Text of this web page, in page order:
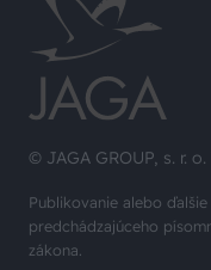
© JAGA GROUP, s. r.
Publikovanie alebo
predchádzajúceho
zákona.